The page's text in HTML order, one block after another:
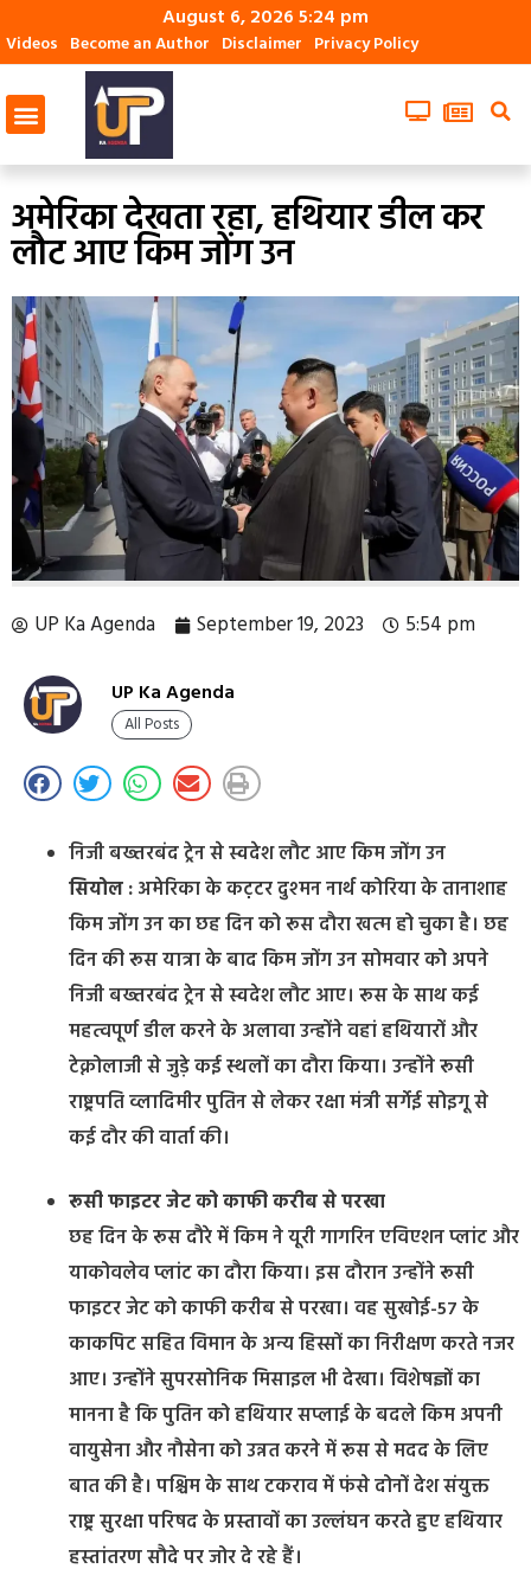
August 6, 2026 5:24 pm
Videos Become an Author Disclaimer Privacy Policy
अमेरिका देखता रहा, हथियार डील कर
लौट आए किम जोंग उन
UP Ka Agenda September 19, 2023 5:54 pm
UP Ka Agenda
All Posts
निजी बख्तरबंद ट्रेन से स्वदेश लौट आए किम जोंग उन
सियोल :अमेरिका के कट़़टर दुश्‍मन नार्थ कोरिया के तानाशाह
किम जोंग उन का छह दिन को रूस दौरा खत्म हो चुका है। छह
दिन की रूस यात्रा के बाद किम जोंग उन सोमवार को अपने
निजी बख्तरबंद ट्रेन से स्वदेश लौट आए। रूस के साथ कई
महत्वपूर्ण डील करने के अलावा उन्होंने वहां हथियारों और
टेक्नोलाजी से जुड़े कई स्थलों का दौरा किया। उन्होंने रूसी
राष्ट्रपति व्लादिमीर पुतिन से लेकर रक्षा मंत्री सर्गेई सोइगू से
कई दौर की वार्ता की।
रूसी फाइटर जेट को काफी करीब से परखा
छह दिन के रूस दौरे में किम ने यूरी गागरिन एविएशन प्लांट और
याकोवलेव प्लांट का दौरा किया। इस दौरान उन्होंने रूसी
फाइटर जेट को काफी करीब से परखा। वह सुखोई-57 के
काकपिट सहित विमान के अन्य हिस्सों का निरीक्षण करते नजर
आए। उन्होंने सुपरसोनिक मिसाइल भी देखा। विशेषज्ञों का
मानना है कि पुतिन को हथियार सप्लाई के बदले किम अपनी
वायुसेना और नौसेना को उन्नत करने में रूस से मदद के लिए
बात की है। पश्चिम के साथ टकराव में फंसे दोनों देश संयुक्त
राष्ट्र सुरक्षा परिषद के प्रस्तावों का उल्लंघन करते हुए हथियार
हस्तांतरण सौदे पर जोर दे रहे हैं।